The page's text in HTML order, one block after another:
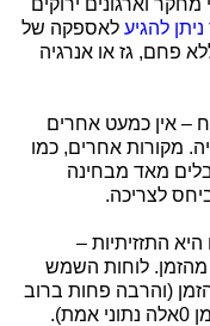
ניתן להגיע לאספקה של
פחם, גז או אנרגיה
– אין כמעט אחרים
מקורות אחרים, כמו
מאד מבחינה
לצריכה.
התזזיתיות –
לוחות השמש
אנרגיה רק, מקסימום, כ 20% מהזמן (והרבה פחות ברוב
הארצות). תחנות הרוח – רק כ 25% מהזמן 0אלה נתוני אמת).